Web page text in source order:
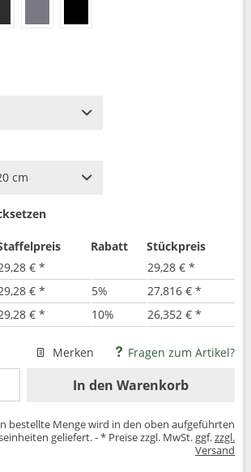
Rabatt
Stückpreis
€ *
29,28 € *
€ * 5%
27,816 € *
€ * 10% 26,352 € *
Merken Fragen zum Artikel?
In den Warenkorb
bestellte Menge wird in den oben aufgeführten
geliefert. - * Preise zzgl. MwSt. ggf.zzgl.
Versand